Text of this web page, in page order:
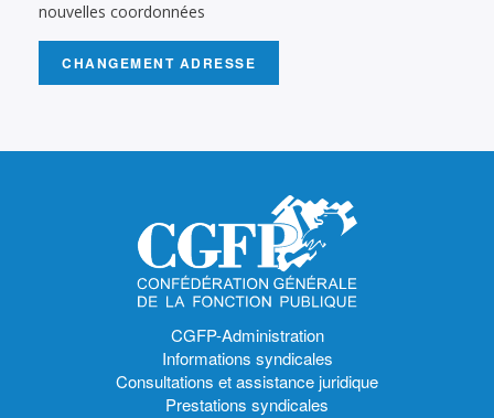
nouvelles coordonnées
CHANGEMENT ADRESSE
CGFP-Administration
Informations syndicales
Consultations et assistance juridique
Prestations syndicales